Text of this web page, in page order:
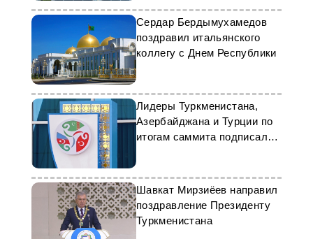
Сердар Бердымухамедов
поздравил итальянского
коллегу с Днем Республики
Лидеры Туркменистана,
Азербайджана и Турции по
итогам саммита подписали
Шавкат Мирзиёев направил
поздравление Президенту
Туркменистана